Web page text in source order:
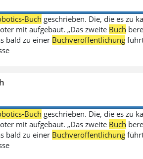
Buch geschrieben. Die, die es zu
mit aufgebaut. „Das zweite Buch
bald zu einer Buchveröffentlichung
Buch geschrieben. Die, die es zu
mit aufgebaut. „Das zweite Buch
bald zu einer Buchveröffentlichung